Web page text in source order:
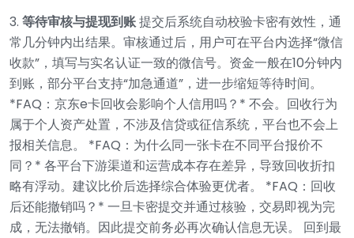
3. 等待审核与提现到账提交后系统自动校验卡密有效性，通
常几分钟内出结果。审核通过后，用户可在平台内选择“微信
收款”，填写与实名认证一致的微信号。资金一般在10分钟内
到账，部分平台支持“加急通道”，进一步缩短等待时间。
*FAQ：京东e卡回收会影响个人信用吗？* 不会。回收行为
属于个人资产处置，不涉及信贷或征信系统，平台也不会上
报相关信息。
*FAQ：为什么同一张卡在不同平台报价不
同？* 各平台下游渠道和运营成本存在差异，导致回收折扣
略有浮动。建议比价后选择综合体验更优者。
*FAQ：回收
后还能撤销吗？* 一旦卡密提交并通过核验，交易即视为完
成，无法撤销。因此提交前务必再次确认信息无误。
回到最